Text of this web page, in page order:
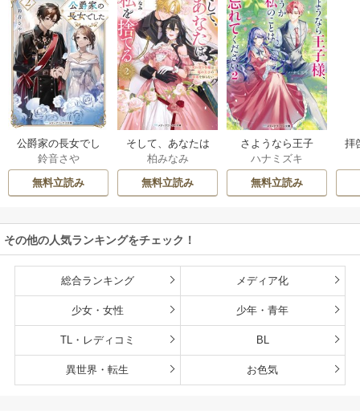
公爵家の長女でし
た
鈴音さや
無料立読み
そして、あなたは
私を捨てる
柏みなみ
無料立読み
さようなら王子
様、どうか私のこ
とは忘れてくださ
い
ハナミズキ
無料立読み
拝
その他の人気ランキングをチェック！
総合ランキング メディア化
少女・女性 少年・青年
TL・レディコミ BL
異世界・転生 お色気